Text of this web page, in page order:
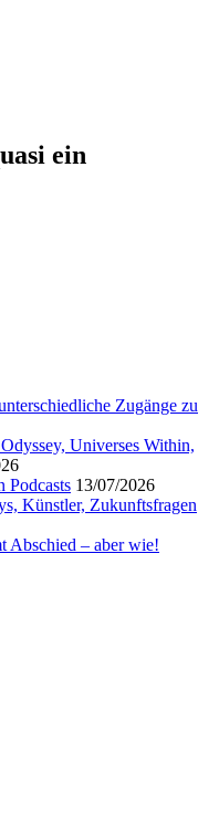
ein
Zugänge zu
Universes Within,
Podcasts 13/07/2026
Künstler, Zukunftsfragen
Abschied – aber wie!